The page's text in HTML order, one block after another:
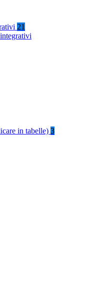
21
in tabelle) 3